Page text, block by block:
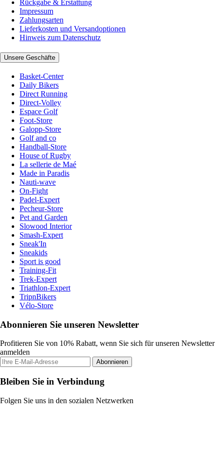
Rückgabe & Erstattung
Impressum
Zahlungsarten
Lieferkosten und Versandoptionen
Hinweis zum Datenschutz
Unsere Geschäfte
Basket-Center
Daily Bikers
Direct Running
Direct-Volley
Espace Golf
Foot-Store
Galopp-Store
Golf and co
Handball-Store
House of Rugby
La sellerie de Maé
Made in Paradis
Nauti-wave
On-Fight
Padel-Expert
Pecheur-Store
Pet and Garden
Slowood Interior
Smash-Expert
Sneak'In
Sneakids
Sport is good
Training-Fit
Trek-Expert
Triathlon-Expert
TripnBikers
Vélo-Store
Abonnieren Sie unseren Newsletter
Profitieren Sie von 10% Rabatt, wenn Sie sich für unseren Newsletter
anmelden
Abonnieren
Bleiben Sie in Verbindung
Folgen Sie uns in den sozialen Netzwerken